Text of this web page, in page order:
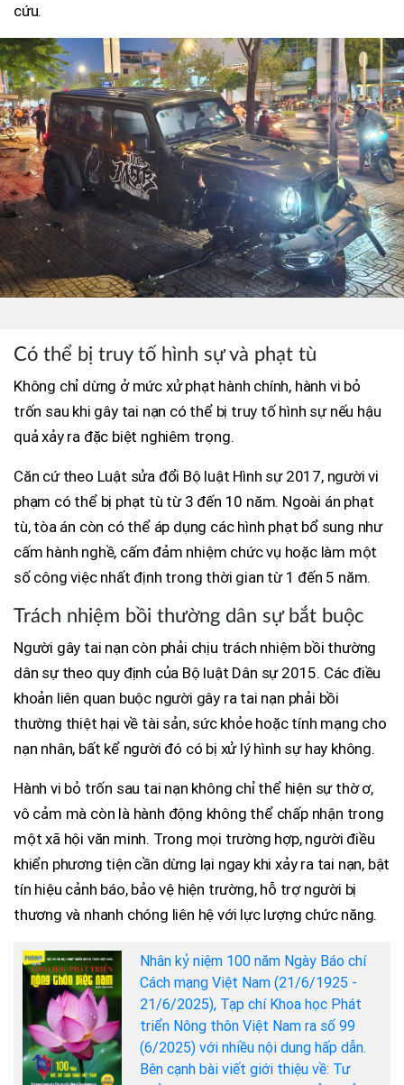
cứu.
Có thể bị truy tố hình sự và phạt tù
Không chỉ dừng ở mức xử phạt hành chính, hành vi bỏ
trốn sau khi gây tai nạn có thể bị truy tố hình sự nếu hậu
quả xảy ra đặc biệt nghiêm trọng.
Căn cứ theo Luật sửa đổi Bộ luật Hình sự 2017, người vi
phạm có thể bị phạt tù từ 3 đến 10 năm. Ngoài án phạt
tù, tòa án còn có thể áp dụng các hình phạt bổ sung như
cấm hành nghề, cấm đảm nhiệm chức vụ hoặc làm một
số công việc nhất định trong thời gian từ 1 đến 5 năm.
Trách nhiệm bồi thường dân sự bắt buộc
Người gây tai nạn còn phải chịu trách nhiệm bồi thường
dân sự theo quy định của Bộ luật Dân sự 2015. Các điều
khoản liên quan buộc người gây ra tai nạn phải bồi
thường thiệt hại về tài sản, sức khỏe hoặc tính mạng cho
nạn nhân, bất kể người đó có bị xử lý hình sự hay không.
Hành vi bỏ trốn sau tai nạn không chỉ thể hiện sự thờ ơ,
vô cảm mà còn là hành động không thể chấp nhận trong
một xã hội văn minh. Trong mọi trường hợp, người điều
khiển phương tiện cần dừng lại ngay khi xảy ra tai nạn, bật
tín hiệu cảnh báo, bảo vệ hiện trường, hỗ trợ người bị
thương và nhanh chóng liên hệ với lực lượng chức năng.
Nhân kỷ niệm 100 năm Ngày Báo chí
Cách mạng Việt Nam (21/6/1925 -
21/6/2025), Tạp chí Khoa học Phát
triển Nông thôn Việt Nam ra số 99
(6/2025) với nhiều nội dung hấp dẫn.
Bên cạnh bài viết giới thiệu về: Tư